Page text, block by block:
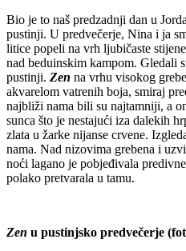
Bio je to naš predzadnji dan u
pustinji. U predvečerje, Nina i ja
litice popeli na vrh ljubičaste
nad beduinskim kampom. Gledali
pustinji. Zen na vrhu visokog
akvarelom vatrenih boja, smiraj
najbliži nama bili su najtamniji, a
sunca što je nestajući iza dalekih
zlata u žarke nijanse crvene.
nama. Nad nizovima grebena i
noći lagano je pobjeđivala
polako pretvarala u tamu.
Zen u pustinjsko predvečerje